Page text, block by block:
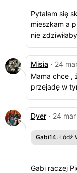
Pytałam się
mieszkam a
nie
Misia · 24
Mama chce ,
przejadę w
Dyer · 24
Gabi14: Łódź
Gabi raczej